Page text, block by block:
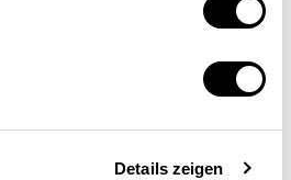
Details zeigen
Investitionen und